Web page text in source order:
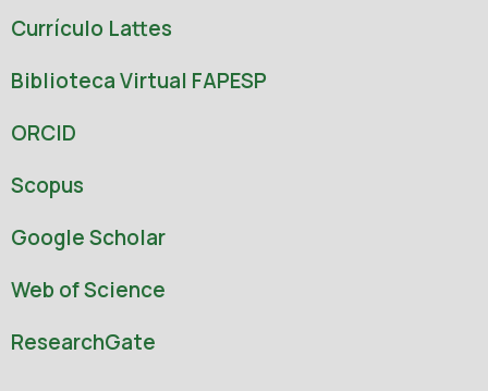
Currículo Lattes
Biblioteca Virtual FAPESP
ORCID
Scopus
Google Scholar
Web of Science
ResearchGate